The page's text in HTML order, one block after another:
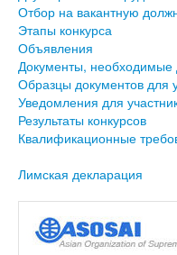
Отбор на вакантную
Этапы конкурса
Объявления
Документы, необходимые
Образцы документов для
Уведомления для
Результаты конкурсов
Квалификационные
Лимская декларация